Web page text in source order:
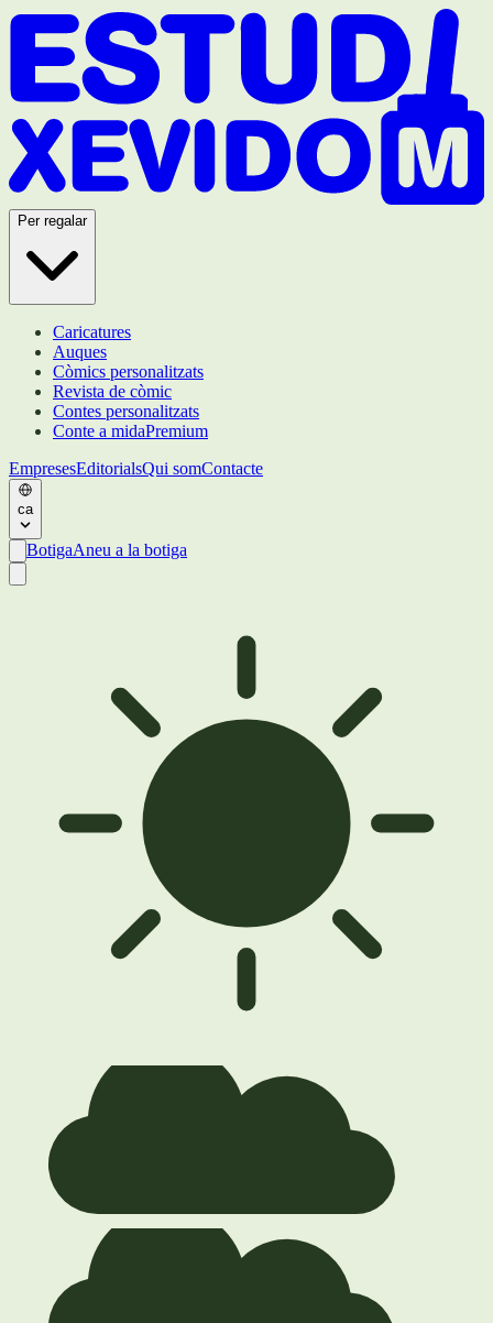
Per regalar
Caricatures
Auques
Còmics personalitzats
Revista de còmic
Contes personalitzats
Conte a midaPremium
EmpresesEditorialsQui somContacte
ca
BotigaAneu a la botiga